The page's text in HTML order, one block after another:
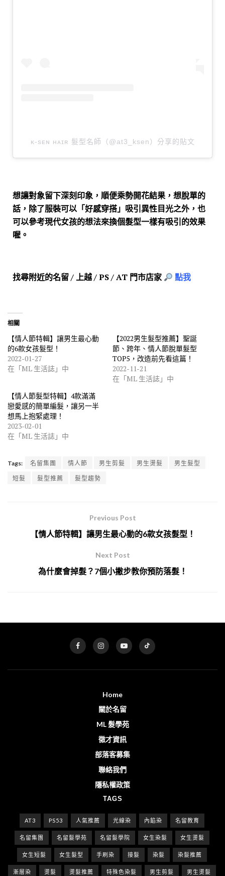
ᴋ-sᴇɴ ʜᴀɪʀ 髮型名師（@at3_ksen）分享的貼文
想讓對象留下深刻印象，順便乘勢開花結果，想脫單的
話，除了服裝可以「好感穿搭」吸引異性目光之外，也
可以參考現代女孩的想法來換個髮型一樣有吸引的效果
喔。
找尋附近的名留 / 上越 / PS / AT 門市店家 點我
相關
【情人節特輯】讓男生最心動
的6款女孩髮型！
2022-01-27
在「ML 生活誌」中
【2022男生髮型推薦】聖誕
節、跨年、情人節脫單髮型
TOP5，改造前先看這篇！
2022-11-21
在「ML 生活誌」中
【情人節髮型特輯】4款滿滿
戀愛感的簡單編髮，讓另一半
想馬上抱緊處理！
2023-02-01
在「ML 生活誌」中
Tags: 名留集團 情人節 男生剪髮 男生燙髮
男生髮型
短髮
髮型推薦 髮型趨勢
Previous Post
【情人節特輯】讓男生最心動的6款女孩髮型！
Next Post
為什麼會掉髮？7個小撇步教你預防落髮！
Home
關於名留
ML 髮學苑
徵才資訊
部落客募集
聯絡我們
隱私權政策
TAGS
AT3 PS53 人氣推薦 光線染 內餡染 名留教育
名留集團 名留髮學苑 名留髮學院 女生染髮 女生燙髮
女生短髮 女生髮型 手刷染 接髮 染髮 染髮推薦
漸層染 燙髮 燙髮推薦 特殊色染髮 男生剪髮 男生燙髮